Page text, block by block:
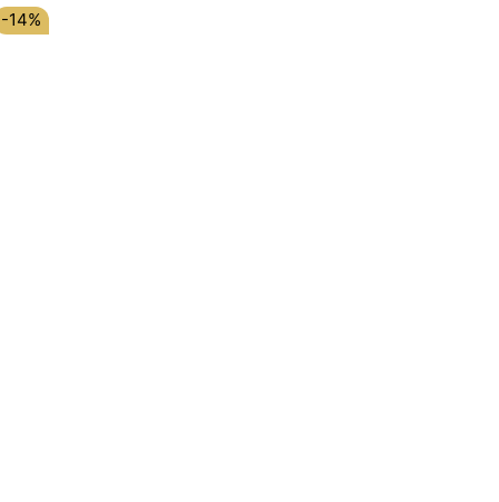
-14%